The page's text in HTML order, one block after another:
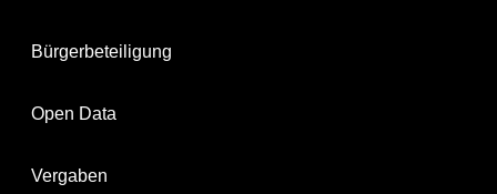
Bürgerbeteiligung
Open Data
Vergaben